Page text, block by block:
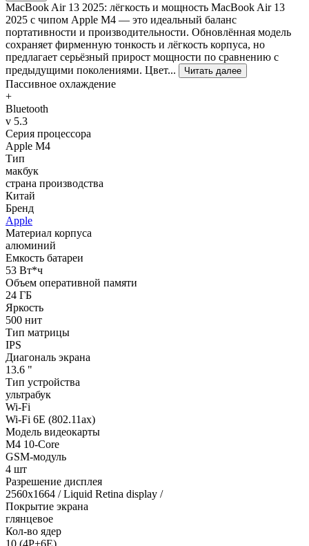
MacBook Air 13 2025: лёгкость и мощность MacBook Air 13
2025 с чипом Apple M4 — это идеальный баланс
портативности и производительности. Обновлённая модель
сохраняет фирменную тонкость и лёгкость корпуса, но
предлагает серьёзный прирост мощности по сравнению с
предыдущими поколениями. Цвет...
Читать далее
Пассивное охлаждение
+
Bluetooth
v 5.3
Серия процессора
Apple M4
Тип
макбук
страна производства
Китай
Бренд
Apple
Материал корпуса
алюминий
Емкость батареи
53 Вт*ч
Объем оперативной памяти
24 ГБ
Яркость
500 нит
Тип матрицы
IPS
Диагональ экрана
13.6 "
Тип устройства
ультрабук
Wi-Fi
Wi-Fi 6E (802.11ax)
Модель видеокарты
M4 10-Core
GSM-модуль
4 шт
Разрешение дисплея
2560x1664 / Liquid Retina display /
Покрытие экрана
глянцевое
Кол-во ядер
10 (4P+6E)